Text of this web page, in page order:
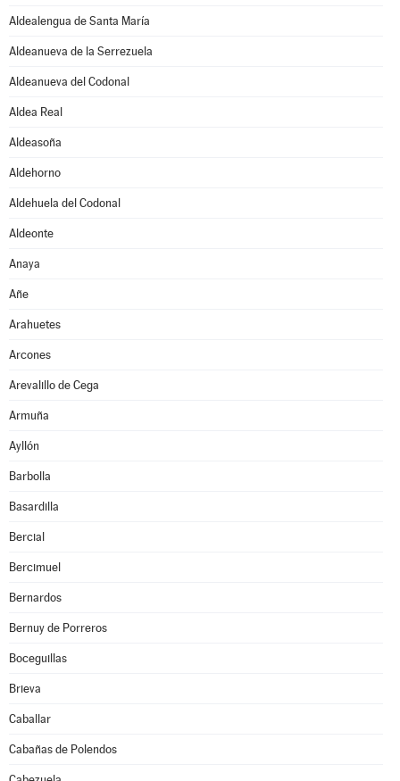
Aldealengua de Santa María
Aldeanueva de la Serrezuela
Aldeanueva del Codonal
Aldea Real
Aldeasoña
Aldehorno
Aldehuela del Codonal
Aldeonte
Anaya
Añe
Arahuetes
Arcones
Arevalillo de Cega
Armuña
Ayllón
Barbolla
Basardilla
Bercial
Bercimuel
Bernardos
Bernuy de Porreros
Boceguillas
Brieva
Caballar
Cabañas de Polendos